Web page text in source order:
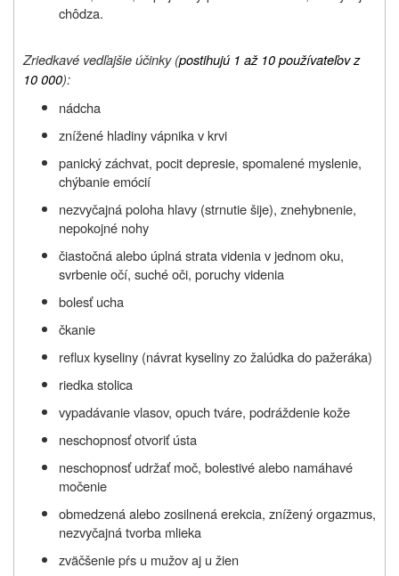
chôdza.
Zriedkavé vedľajšie účinky (postihujú 1 až 10 používateľov z
10 000):
nádcha
znížené hladiny vápnika v krvi
panický záchvat, pocit depresie, spomalené myslenie,
chýbanie emócií
nezvyčajná poloha hlavy (strnutie šije), znehybnenie,
nepokojné nohy
čiastočná alebo úplná strata videnia v jednom oku,
svrbenie očí, suché oči, poruchy videnia
bolesť ucha
čkanie
reflux kyseliny (návrat kyseliny zo žalúdka do pažeráka)
riedka stolica
vypadávanie vlasov, opuch tváre, podráždenie kože
neschopnosť otvoriť ústa
neschopnosť udržať moč, bolestivé alebo namáhavé
močenie
obmedzená alebo zosilnená erekcia, znížený orgazmus,
nezvyčajná tvorba mlieka
zväčšenie pŕs u mužov aj u žien